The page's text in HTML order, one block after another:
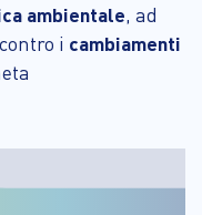
ambientale, ad
i cambiamenti